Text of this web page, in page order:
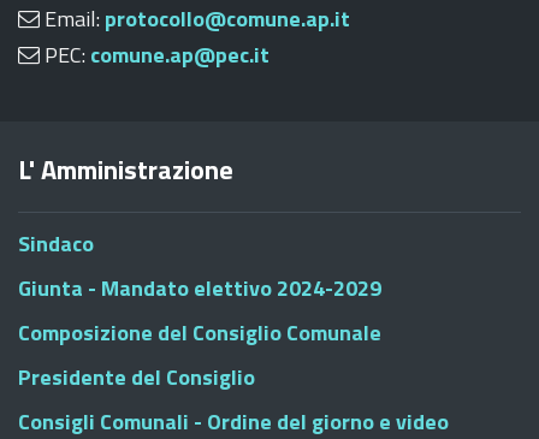
Email: protocollo@comune.ap.it
PEC: comune.ap@pec.it
L' Amministrazione
Sindaco
Giunta - Mandato elettivo 2024-2029
Composizione del Consiglio Comunale
Presidente del Consiglio
Consigli Comunali - Ordine del giorno e video